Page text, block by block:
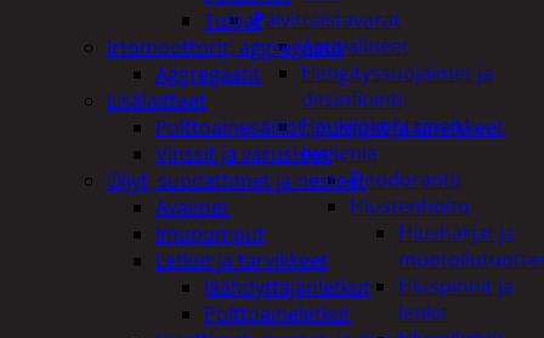
Päivittäistavarat
Apuvälineet
Hengityssuojaimet ja
desinfiointi
Henkilökohtainen
hygienia
Deodorantit
Hiustenhoito
Hiusharjat ja
Hiuspinnit ja
lenkit
Tulpat
Irtomoottorit, aggregaatit
Aggregaatit
Lisälaitteet
Polttoainesäiliöt, pumput ja tarvikkeet
Vinssit ja varusteet
Öljyt, suodattimet ja nesteet
Avaimet
Imupumput
Letkut ja tarvikkeet
Jäähdyttäjänletkut
Polttoaineletkut